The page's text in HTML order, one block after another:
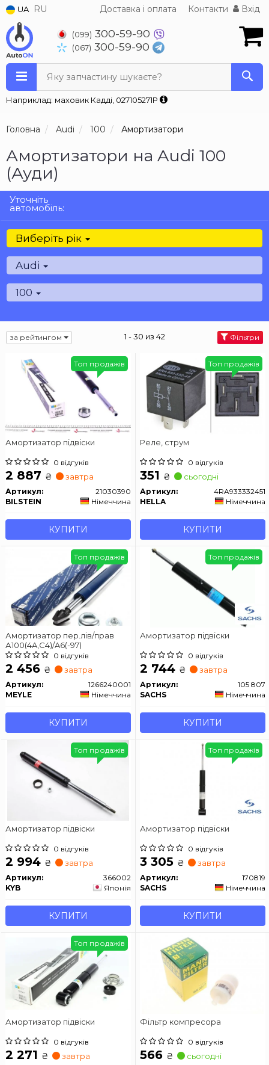
UA RU Доставка і оплата Контакти Вхід
(099) 300-59-90
(067) 300-59-90
Яку запчастину шукаєте?
Наприклад: маховик Кадді, 027105271P
Головна Audi 100 Амортизатори
Амортизатори на Audi 100
(Ауди)
Уточніть
автомобіль:
Виберіть рік
Audi
100
за рейтингом 1 - 30 из 42 Фільтри
Амортизатор підвіски
0 відгуків
2 887 ₴ завтра
Артикул:
21030390
BILSTEIN
Німеччина
КУПИТИ
Топ продажів
Реле, струм
0 відгуків
351 ₴ сьогодні
Артикул:
4RA933332451
HELLA
Німеччина
КУПИТИ
Топ продажів
Амортизатор пер.лів/прав
А100(4A,C4)/A6(-97)
0 відгуків
2 456 ₴ завтра
Артикул:
1266240001
MEYLE
Німеччина
КУПИТИ
Топ продажів
Амортизатор підвіски
0 відгуків
2 744 ₴ завтра
Артикул:
105 807
SACHS
Німеччина
КУПИТИ
Топ продажів
Амортизатор підвіски
0 відгуків
2 994 ₴ завтра
Артикул:
366002
KYB
Японія
КУПИТИ
Топ продажів
Амортизатор підвіски
0 відгуків
3 305 ₴ завтра
Артикул:
170819
SACHS
Німеччина
КУПИТИ
Топ продажів
Амортизатор підвіски
0 відгуків
2 271 ₴ завтра
Топ продажів
Фільтр компресора
0 відгуків
566 ₴ сьогодні